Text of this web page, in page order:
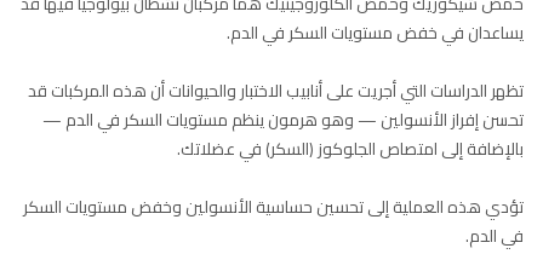
يساعدان في خفض مستويات السكر في الدم.
تظهر الدراسات التي أجريت على أنابيب الاختبار والحيوانات أن هذه المركبات قد
تحسن إفراز الأنسولين — وهو هرمون ينظم مستويات السكر في الدم —
بالإضافة إلى امتصاص الجلوكوز (السكر) في عضلاتك.
تؤدي هذه العملية إلى تحسين حساسية الأنسولين وخفض مستويات السكر
في الدم.